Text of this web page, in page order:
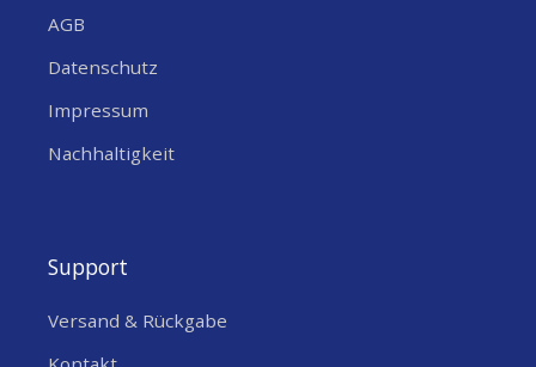
AGB
Datenschutz
Impressum
Nachhaltigkeit
Support
Versand & Rückgabe